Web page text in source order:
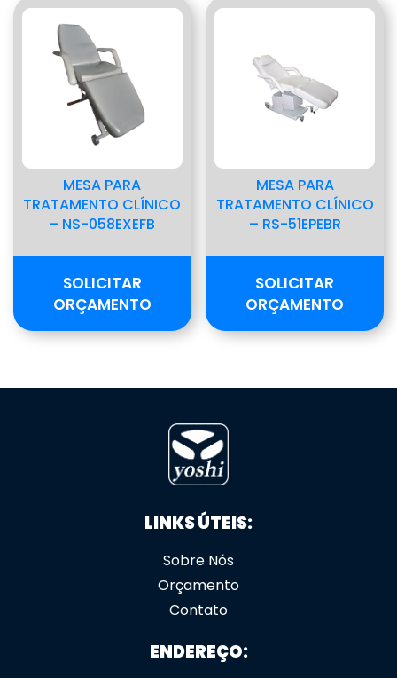
MESA PARA
TRATAMENTO CLÍNICO
– NS-058EXEFB
SOLICITAR
ORÇAMENTO
MESA PARA
TRATAMENTO CLÍNICO
– RS-51EPEBR
SOLICITAR
ORÇAMENTO
LINKS ÚTEIS:
Sobre Nós
Orçamento
Contato
ENDEREÇO: